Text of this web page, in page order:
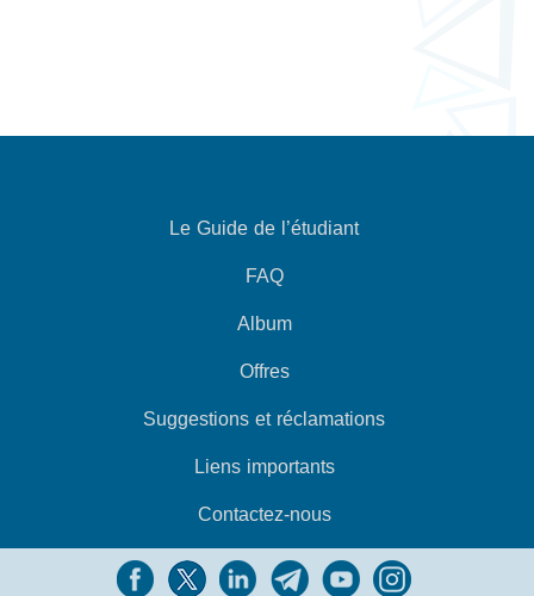
Le Guide de l’étudiant
FAQ
Album
Offres
Suggestions et réclamations
Liens importants
Contactez-nous